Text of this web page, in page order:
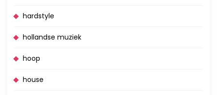
hardstyle
hollandse muziek
hoop
house